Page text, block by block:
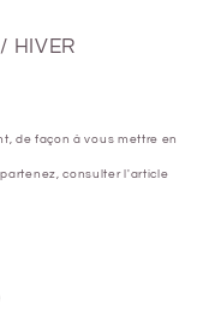
HIVER
de façon à vous mettre en
consulter l'article